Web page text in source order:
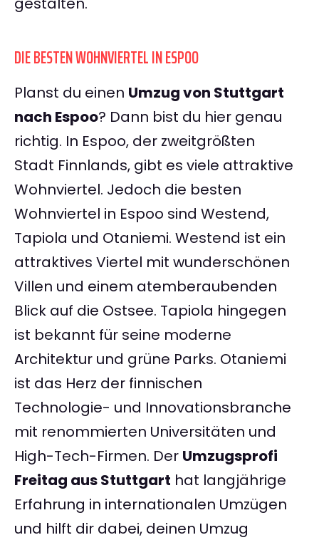
DIE BESTEN WOHNVIERTEL IN ESPOO
Planst du einen Umzug von Stuttgart
nach Espoo? Dann bist du hier genau
richtig. In Espoo, der zweitgrößten
Stadt Finnlands, gibt es viele attraktive
Wohnviertel. Jedoch die besten
Wohnviertel in Espoo sind Westend,
Tapiola und Otaniemi. Westend ist ein
attraktives Viertel mit wunderschönen
Villen und einem atemberaubenden
Blick auf die Ostsee. Tapiola hingegen
ist bekannt für seine moderne
Architektur und grüne Parks. Otaniemi
ist das Herz der finnischen
Technologie- und Innovationsbranche
mit renommierten Universitäten und
High-Tech-Firmen. Der Umzugsprofi
Freitag aus Stuttgart hat langjährige
Erfahrung in internationalen Umzügen
und hilft dir dabei, deinen Umzug